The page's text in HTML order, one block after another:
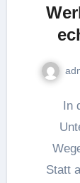
In der Flut digitaler Werbung suchen
Statt